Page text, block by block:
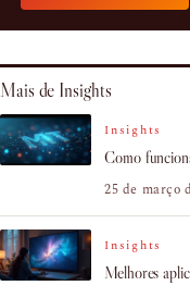
Mais de Insights
Insights
Como
25 de março
Insights
Melhores